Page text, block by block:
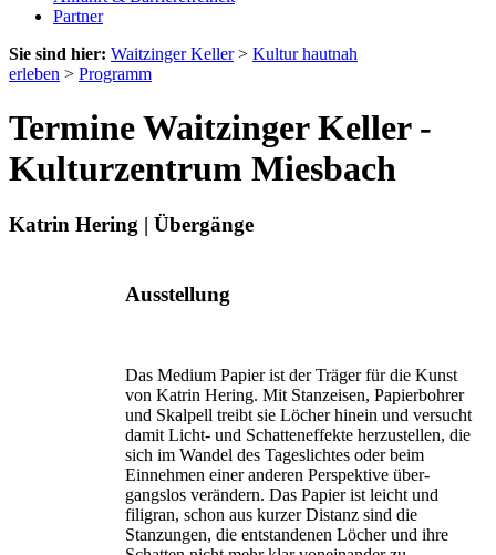
Partner
Sie sind hier: Waitzinger Keller> Kultur hautnah
erleben > Programm
Termine Waitzinger Keller -
Kulturzentrum Miesbach
Katrin Hering | Übergänge
Ausstellung
Das Medium Papier ist der Träger für die Kunst
von Katrin Hering. Mit Stanzeisen, Papierbohrer
und Skalpell treibt sie Löcher hinein und versucht
damit Licht- und Schatten­effekte herzustellen, die
sich im Wandel des Tageslichtes oder beim
Einnehmen einer anderen Perspektive über­
gangslos verändern. Das Papier ist leicht und
filigran, schon aus kurzer Distanz sind die
Stanzungen, die entstandenen Löcher und ihre